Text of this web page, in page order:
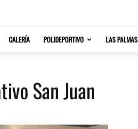
GALERÍA POLIDEPORTIVO LAS PALMAS
San Juan